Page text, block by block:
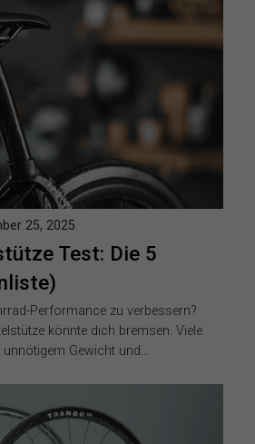
Test: Die 5
25, 2025
Performance zu verbessern?
könnte dich bremsen. Viele
Gewicht und…